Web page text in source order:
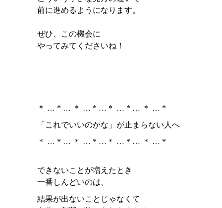
前に進めるようになります。
ぜひ、この機会に
やってみてくださいね！
＊ … * … ＊ … * …＊ … * … ＊ … *
「これでいいのかな」が止まらない人へ
＊ … * … ＊ … * …＊ … * … ＊ … *
できないことが増えたとき
一番しんどいのは、
結果が出ないことじゃなくて